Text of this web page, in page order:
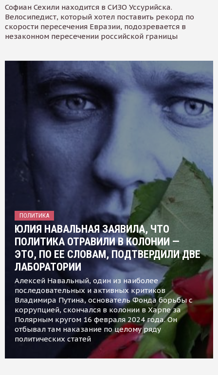
Софиан Сехили находится в СИЗО Уссурийска.
Велосипедист, который хотел поставить рекорд по
скорости пересечения Евразии, подозревается в
незаконном пересечении российской границы
ПОЛИТИКА
ЮЛИЯ НАВАЛЬНАЯ ЗАЯВИЛА, ЧТО
ПОЛИТИКА ОТРАВИЛИ В КОЛОНИИ —
ЭТО, ПО ЕЕ СЛОВАМ, ПОДТВЕРДИЛИ ДВЕ
ЛАБОРАТОРИИ
Алексей Навальный, один из наиболее
последовательных и активных критиков
Владимира Путина, основатель Фонда борьбы с
коррупцией, скончался в колонии в Харпе за
Полярным кругом 16 февраля 2024 года. Он
отбывал там наказание по целому ряду
политических статей